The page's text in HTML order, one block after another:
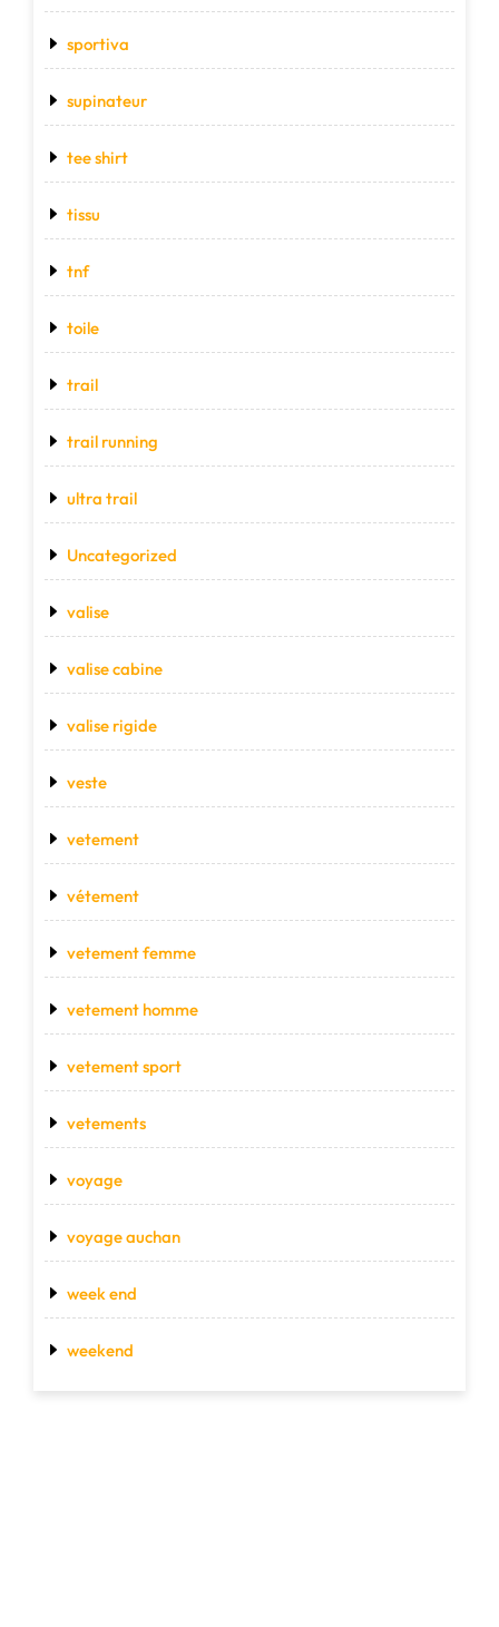
sportiva
supinateur
tee shirt
tissu
tnf
toile
trail
trail running
ultra trail
Uncategorized
valise
valise cabine
valise rigide
veste
vetement
vétement
vetement femme
vetement homme
vetement sport
vetements
voyage
voyage auchan
week end
weekend